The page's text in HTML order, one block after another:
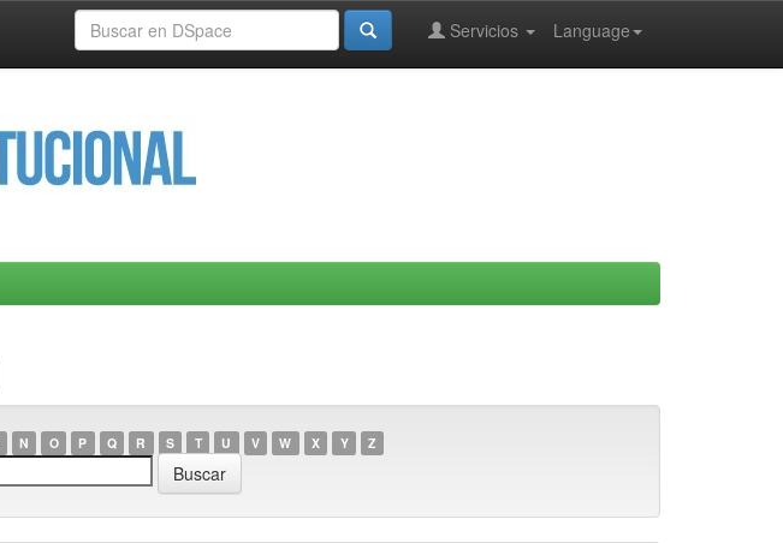
Language
Servicios
N O P Q R S T U V W X Y Z